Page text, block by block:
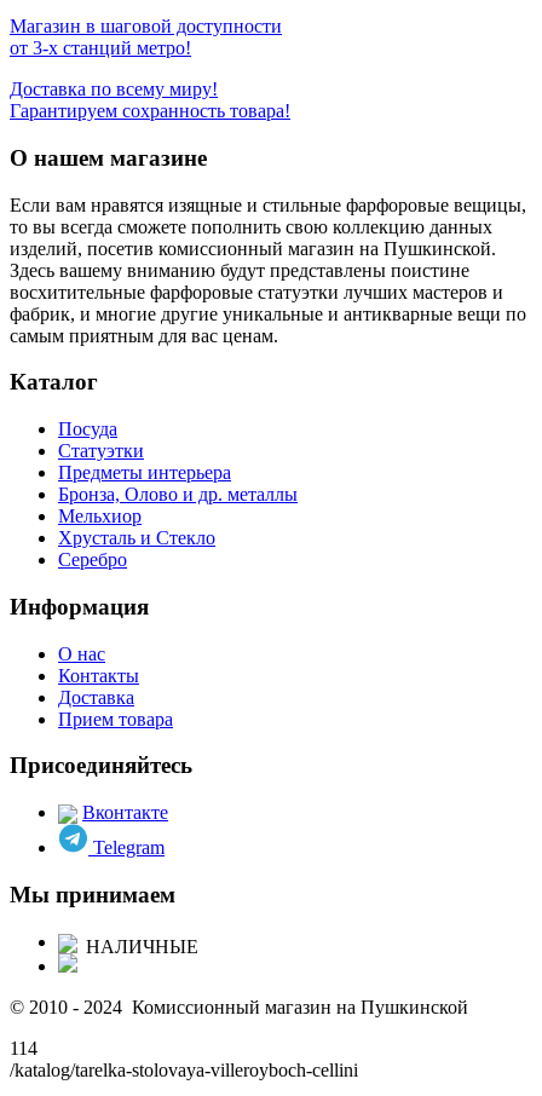
Магазин в шаговой доступности
от 3-х станций метро!
Доставка по всему миру!
Гарантируем сохранность товара!
О нашем магазине
Если вам нравятся изящные и стильные фарфоровые вещицы,
то вы всегда сможете пополнить свою коллекцию данных
изделий, посетив комиссионный магазин на Пушкинской.
Здесь вашему вниманию будут представлены поистине
восхитительные фарфоровые статуэтки лучших мастеров и
фабрик, и многие другие уникальные и антикварные вещи по
самым приятным для вас ценам.
Каталог
Посуда
Статуэтки
Предметы интерьера
Бронза, Олово и др. металлы
Мельхиор
Хрусталь и Стекло
Серебро
Информация
О нас
Контакты
Доставка
Прием товара
Присоединяйтесь
Вконтакте
Telegram
Мы принимаем
НАЛИЧНЫЕ
© 2010 - 2024 Комиссионный магазин на Пушкинской
114
/katalog/tarelka-stolovaya-villeroyboch-cellini